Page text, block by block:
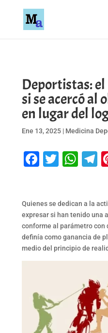
Deportistas:
si se acercó al
en lugar del
Ene 13, 2025| Medicina
Facebook
Twitter
Quienes se dedican a la
expresar si han tenido una
conforme al parámetro con
definía como ganancia de
medio del principio de